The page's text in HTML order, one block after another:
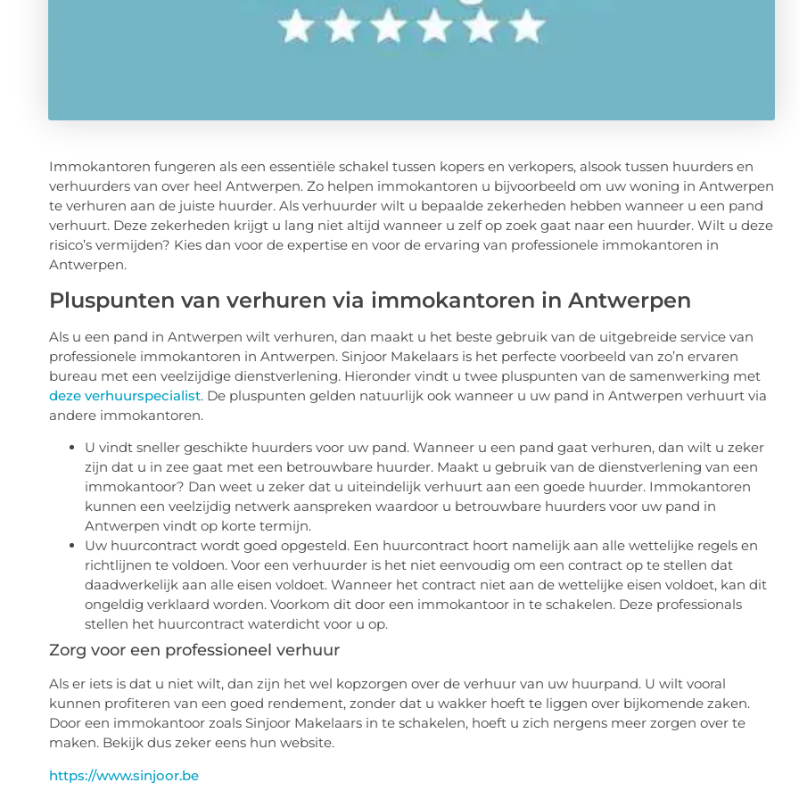
Immokantoren fungeren als een essentiële schakel tussen kopers en verkopers, alsook tussen huurders en
verhuurders van over heel Antwerpen. Zo helpen immokantoren u bijvoorbeeld om uw woning in Antwerpen
te verhuren aan de juiste huurder. Als verhuurder wilt u bepaalde zekerheden hebben wanneer u een pand
verhuurt. Deze zekerheden krijgt u lang niet altijd wanneer u zelf op zoek gaat naar een huurder. Wilt u deze
risico’s vermijden? Kies dan voor de expertise en voor de ervaring van professionele immokantoren in
Antwerpen.
Pluspunten van verhuren via immokantoren in Antwerpen
Als u een pand in Antwerpen wilt verhuren, dan maakt u het beste gebruik van de uitgebreide service van
professionele immokantoren in Antwerpen. Sinjoor Makelaars is het perfecte voorbeeld van zo’n ervaren
bureau met een veelzijdige dienstverlening. Hieronder vindt u twee pluspunten van de samenwerking met
deze verhuurspecialist. De pluspunten gelden natuurlijk ook wanneer u uw pand in Antwerpen verhuurt via
andere immokantoren.
U vindt sneller geschikte huurders voor uw pand. Wanneer u een pand gaat verhuren, dan wilt u zeker
zijn dat u in zee gaat met een betrouwbare huurder. Maakt u gebruik van de dienstverlening van een
immokantoor? Dan weet u zeker dat u uiteindelijk verhuurt aan een goede huurder. Immokantoren
kunnen een veelzijdig netwerk aanspreken waardoor u betrouwbare huurders voor uw pand in
Antwerpen vindt op korte termijn.
Uw huurcontract wordt goed opgesteld. Een huurcontract hoort namelijk aan alle wettelijke regels en
richtlijnen te voldoen. Voor een verhuurder is het niet eenvoudig om een contract op te stellen dat
daadwerkelijk aan alle eisen voldoet. Wanneer het contract niet aan de wettelijke eisen voldoet, kan dit
ongeldig verklaard worden. Voorkom dit door een immokantoor in te schakelen. Deze professionals
stellen het huurcontract waterdicht voor u op.
Zorg voor een professioneel verhuur
Als er iets is dat u niet wilt, dan zijn het wel kopzorgen over de verhuur van uw huurpand. U wilt vooral
kunnen profiteren van een goed rendement, zonder dat u wakker hoeft te liggen over bijkomende zaken.
Door een immokantoor zoals Sinjoor Makelaars in te schakelen, hoeft u zich nergens meer zorgen over te
maken. Bekijk dus zeker eens hun website.
https://www.sinjoor.be